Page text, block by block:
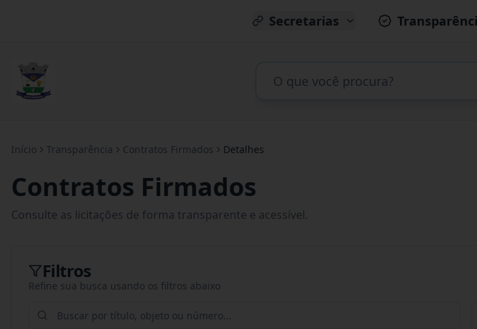
Secretarias
Início Transparência Contratos Firmados Detalhes
Contratos Firmados
Consulte as licitações de forma transparente e acessível.
Filtros
Refine sua busca usando os filtros abaixo